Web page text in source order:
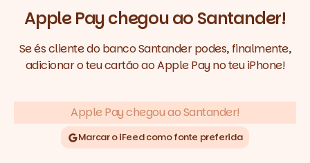
Apple Pay chegou ao Santander!
Se és cliente do banco Santander podes, finalmente,
adicionar o teu cartão ao Apple Pay no teu iPhone!
Marcar o iFeed como fonte preferida